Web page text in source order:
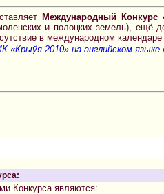
Международный Конкурс
и полоцких земель), ещё
в международном
«Крыўя-2010» на английском
Конкурса являются: